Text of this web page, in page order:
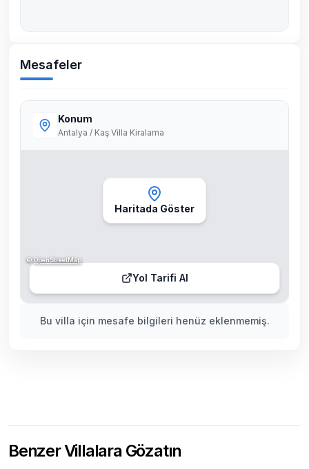
Mesafeler
Bu villa için mesafe bilgileri henüz eklenmemiş.
Konum
Antalya / Kaş Villa Kiralama
Haritada Göster
Yol Tarifi Al
©OpenStreetMap
Benzer Villalara Gözatın